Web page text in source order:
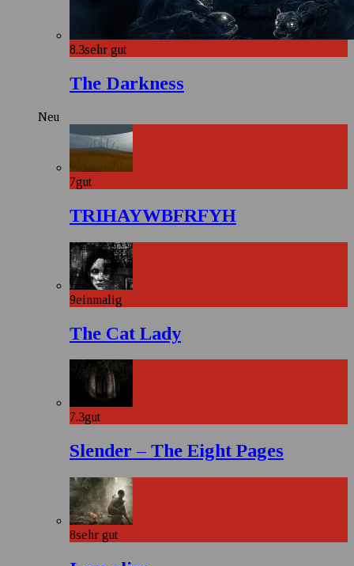
8.3sehr gut
The Darkness
Neu
7gut
TRIHAYWBFRFYH
9einmalig
The Cat Lady
7.3gut
Slender – The Eight Pages
8sehr gut